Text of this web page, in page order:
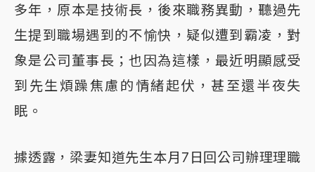
多年，原本是技術長，後來職務異動，聽過先
生提到職場遇到的不愉快，疑似遭到霸凌，對
象是公司董事長；也因為這樣，最近明顯感受
到先生煩躁焦慮的情緒起伏，甚至還半夜失
眠。
據透露，梁妻知道先生本月7日回公司辦理理職